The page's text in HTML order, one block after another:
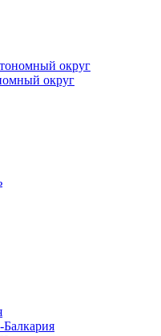
округ
округ